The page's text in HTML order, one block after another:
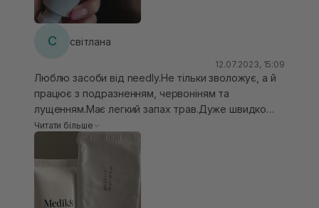
С світлана
12.07.2023, 15:09
Люблю засоби від needly.Не тільки зволожує, а й
працює з подразненням, червоніням та
лущенням.Має легкий запах трав.Дуже швидко
поглинається шкірою та надалі ніяк не
відчувається. Не скочується, не утворює
Читати більше